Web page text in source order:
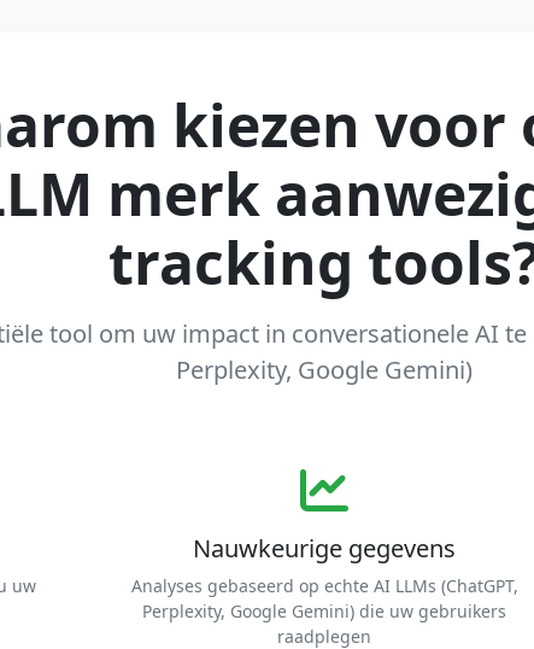
kiezen voor
merk
tracking
tool om uw impact in conversationele AI te
Perplexity, Google Gemini)
uw
Nauwkeurige gegevens
Analyses gebaseerd op echte AI LLMs (ChatGPT,
Perplexity, Google Gemini) die uw gebruikers
raadplegen